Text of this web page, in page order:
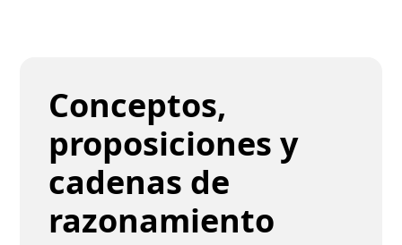
Conceptos,
proposiciones y
cadenas de
razonamiento